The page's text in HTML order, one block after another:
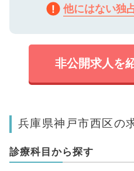
他にはない独
非公開求人を
兵庫県神戸市西区の
診療科目から探す